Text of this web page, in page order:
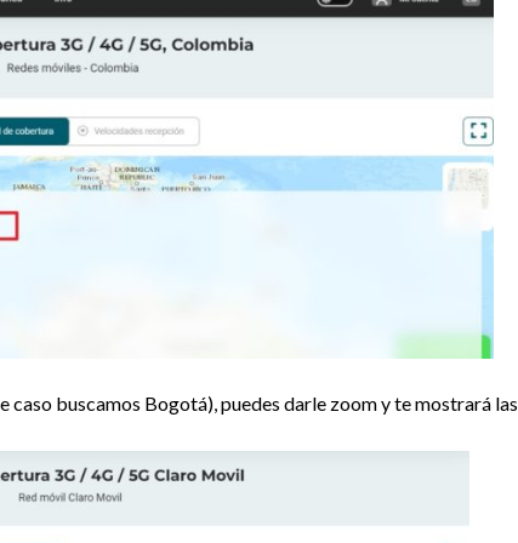
caso buscamos Bogotá), puedes darle zoom y te mostrará las